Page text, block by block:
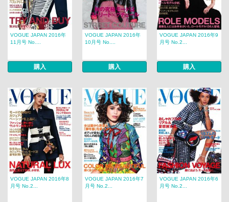
VOGUE JAPAN 2016年
11月号 No....
購入
VOGUE JAPAN 2016年
10月号 No....
購入
VOGUE JAPAN 2016年9
月号 No.2...
購入
VOGUE JAPAN 2016年8
月号 No.2...
VOGUE JAPAN 2016年7
月号 No.2...
VOGUE JAPAN 2016年6
月号 No.2...